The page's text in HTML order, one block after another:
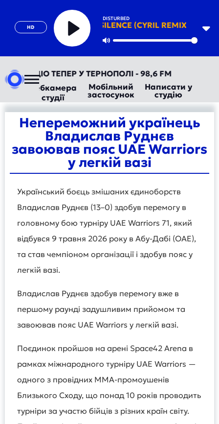
HD
DISTURBED
THE SOUND OF SILENCE (CYRIL REMIX)
Play
ТЕПЕР У ТЕРНОПОЛІ - 98,6 FM
Вебкамера
студії
Мобільний
застосунок
Написати у
студію
Непереможний українець
Владислав Руднєв
завоював пояс UAE Warriors
у легкій вазі
Український боєць змішаних єдиноборств
Владислав Руднєв (13–0) здобув перемогу в
головному бою турніру UAE Warriors 71, який
відбувся 9 травня 2026 року в Абу-Дабі (ОАЕ),
та став чемпіоном організації і здобув пояс у
легкій вазі.
Владислав Руднєв здобув перемогу вже в
першому раунді задушливим прийомом та
завоював пояс UAE Warriors у легкій вазі.
Поєдинок пройшов на арені Space42 Arena в
рамках міжнародного турніру UAE Warriors —
одного з провідних MMA-промоушенів
Близького Сходу, що понад 10 років проводить
турніри за участю бійців з різних країн світу.